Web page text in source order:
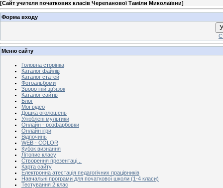
[Сайт учителя початкових класів Черепанової Таміли Миколаївни]
Форма входу
Меню сайту
Головна сторінка
Каталог файлів
Каталог статей
Фотоальбоми
Зворотній зв'язок
Каталог сайтів
Блог
Мої відео
Дошка оголошень
Улюблені мультики
Онлайн - розфарбовки
Онлайн ігри
Відпочинь
WEB - COLOR
Кубок визнання
Літопис класу
Створення презентаці...
Карта сайту
Електронна атестація педагогічних працівників
Навчальні програми для початкової школи (1-4 класи)
Тестування 2 клас